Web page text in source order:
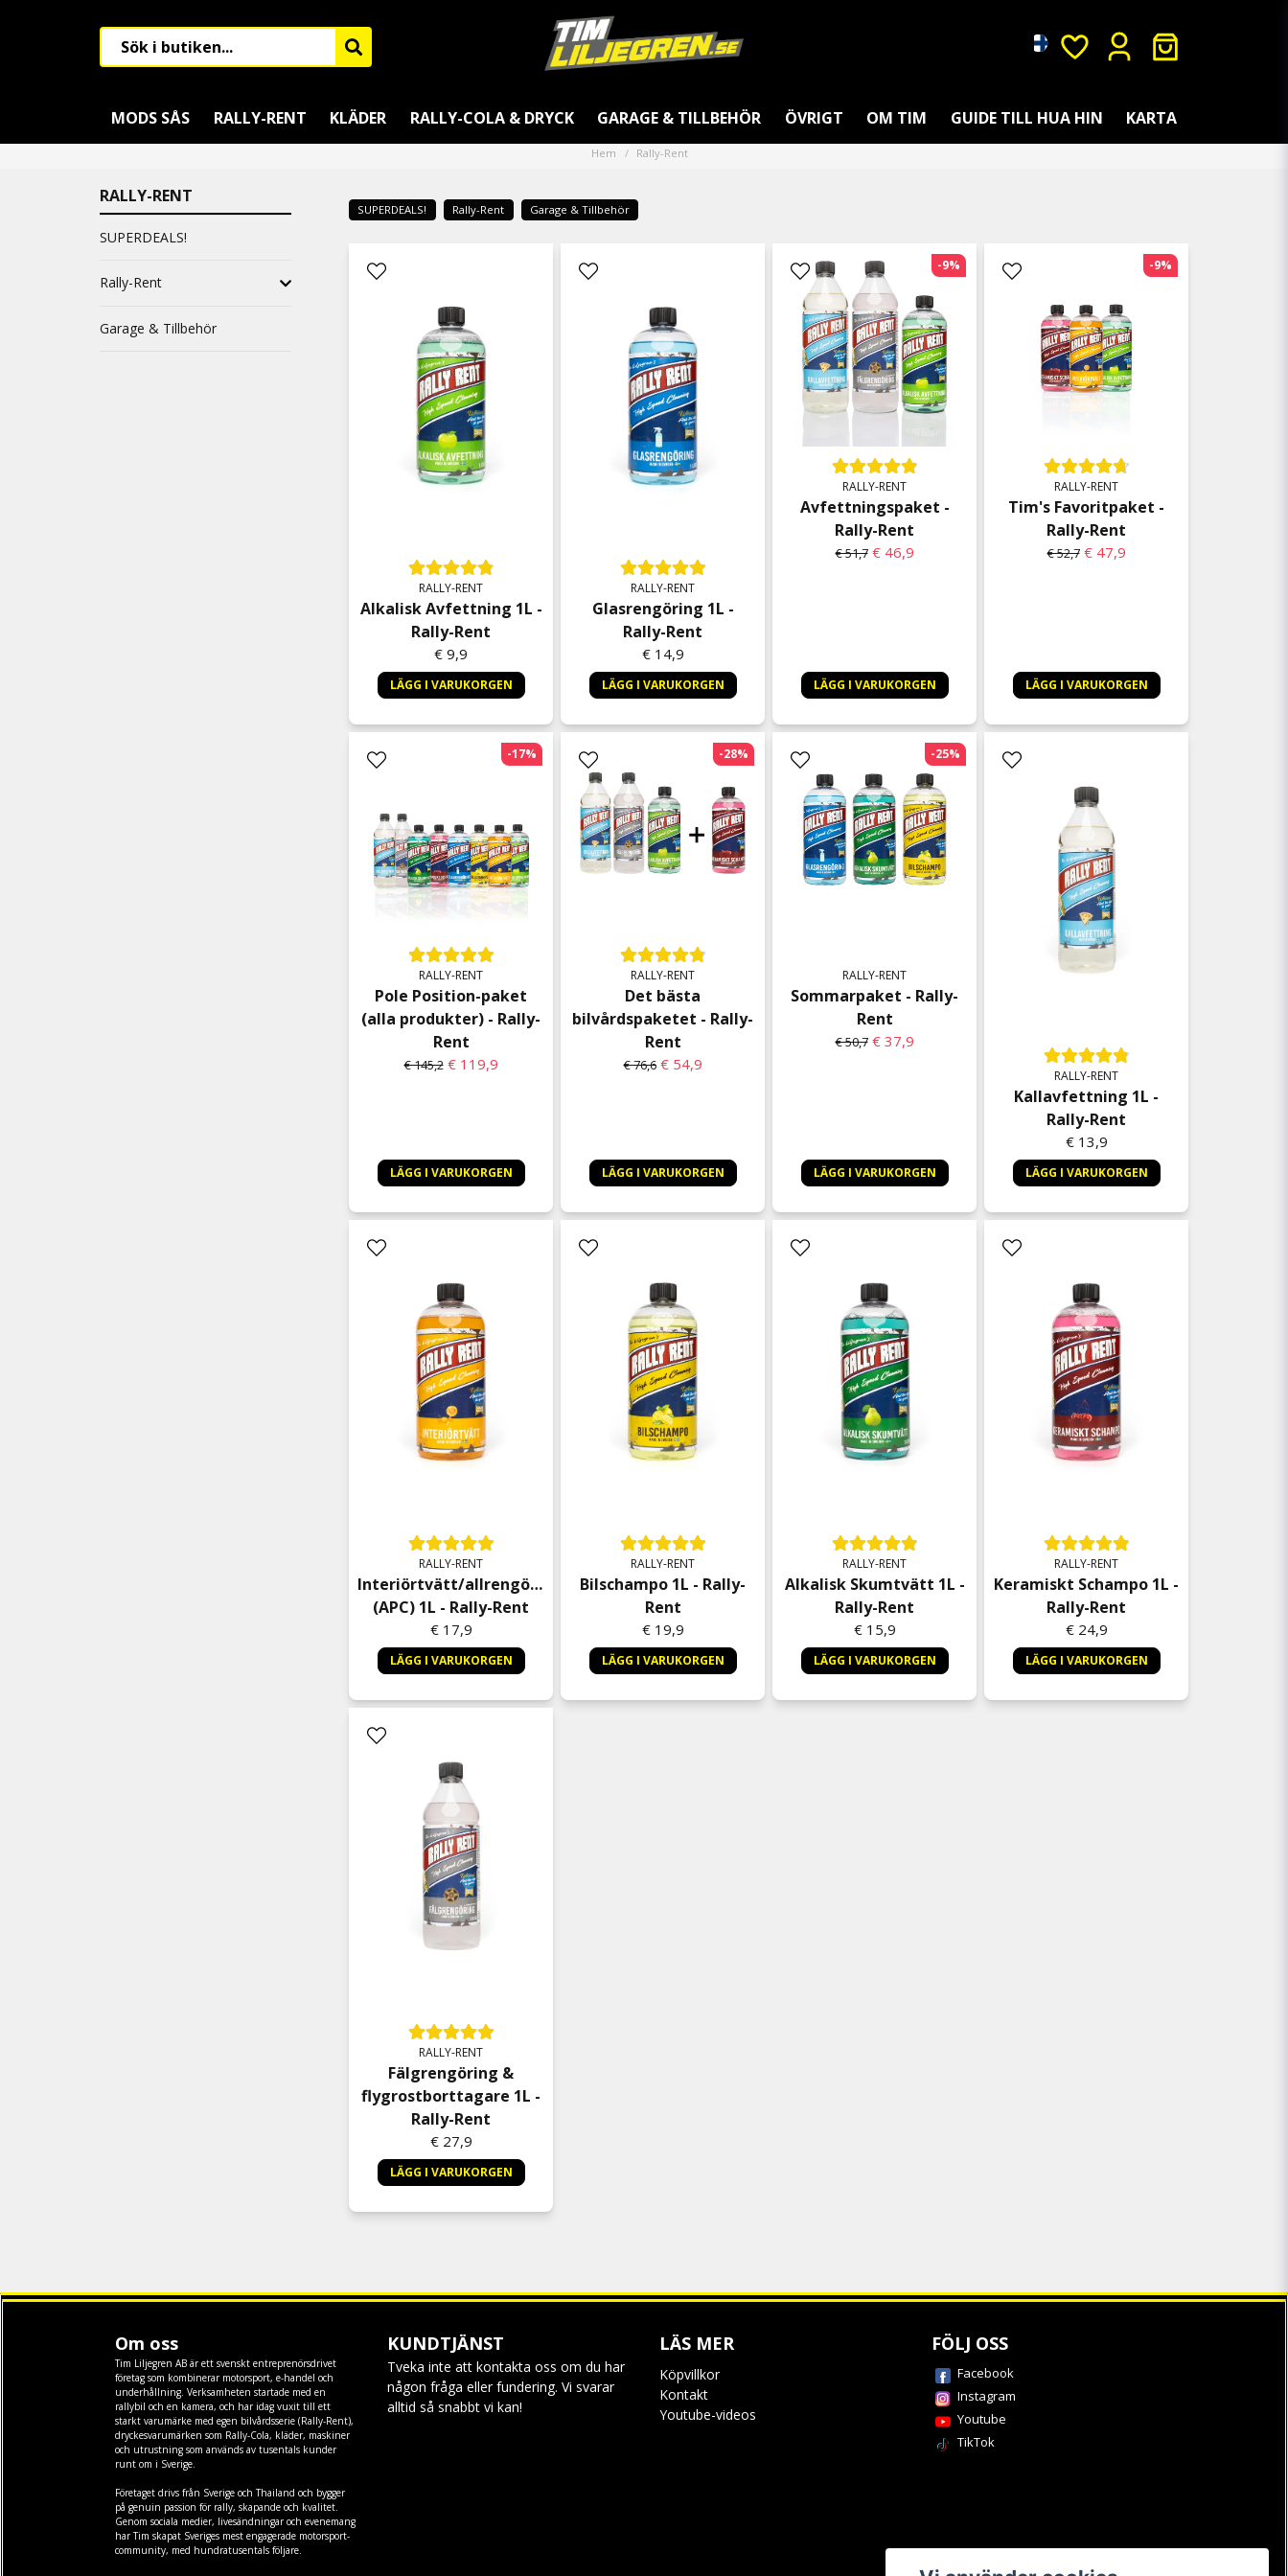
MODS SÅS RALLY-RENT KLÄDER RALLY-COLA & DRYCK GARAGE & TILLBEHÖR ÖVRIGT OM TIM GUIDE TILL HUA HIN KARTA
Hem Rally-Rent
RALLY-RENT
SUPERDEALS!
Rally-Rent
Garage & Tillbehör
SUPERDEALS! Rally-Rent Garage & Tillbehör
RALLY-RENT
Alkalisk Avfettning 1L -
Rally-Rent
€ 9,9
LÄGG I VARUKORGEN
RALLY-RENT
Glasrengöring 1L -
Rally-Rent
€ 14,9
LÄGG I VARUKORGEN
RALLY-RENT
Avfettningspaket -
Rally-Rent
€ 51,7 € 46,9
LÄGG I VARUKORGEN
-9%
RALLY-RENT
Tim's Favoritpaket -
Rally-Rent
€ 52,7 € 47,9
LÄGG I VARUKORGEN
-9%
RALLY-RENT
Pole Position-paket
(alla produkter) - Rally-
Rent
€ 145,2 € 119,9
LÄGG I VARUKORGEN
-17%
RALLY-RENT
Det bästa
bilvårdspaketet - Rally-
Rent
€ 76,6 € 54,9
LÄGG I VARUKORGEN
-28%
RALLY-RENT
Sommarpaket - Rally-
Rent
€ 50,7 € 37,9
LÄGG I VARUKORGEN
-25%
RALLY-RENT
Kallavfettning 1L -
Rally-Rent
€ 13,9
LÄGG I VARUKORGEN
RALLY-RENT
Interiörtvätt/allrengöring
(APC) 1L - Rally-Rent
€ 17,9
LÄGG I VARUKORGEN
RALLY-RENT
Bilschampo 1L - Rally-
Rent
€ 19,9
LÄGG I VARUKORGEN
RALLY-RENT
Alkalisk Skumtvätt 1L -
Rally-Rent
€ 15,9
LÄGG I VARUKORGEN
RALLY-RENT
Keramiskt Schampo 1L -
Rally-Rent
€ 24,9
LÄGG I VARUKORGEN
RALLY-RENT
Fälgrengöring &
flygrostborttagare 1L -
Rally-Rent
€ 27,9
LÄGG I VARUKORGEN
Om oss
Tim Liljegren AB är ett svenskt entreprenörsdrivet
företag som kombinerar motorsport, e-handel och
underhållning. Verksamheten startade med en
rallybil och en kamera, och har idag vuxit till ett
starkt varumärke med egen bilvårdsserie (Rally-Rent),
dryckesvarumärken som Rally-Cola, kläder, maskiner
och utrustning som används av tusentals kunder
runt om i Sverige.
Företaget drivs från Sverige och Thailand och bygger
på genuin passion för rally, skapande och kvalitet.
Genom sociala medier, livesändningar och evenemang
har Tim skapat Sveriges mest engagerade motorsport-
community, med hundratusentals följare.
KUNDTJÄNST
Tveka inte att kontakta oss om du har
någon fråga eller fundering. Vi svarar
alltid så snabbt vi kan!
LÄS MER
Köpvillkor
Kontakt
Youtube-videos
FÖLJ OSS
Facebook
Instagram
Youtube
TikTok